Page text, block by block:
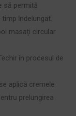
să permită
îndelungat.
masați circular
în procesul de
aplică cremele
prelungirea